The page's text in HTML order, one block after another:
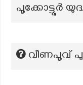
പൂക്കോട്ടൂർ
വീണപൂവ്